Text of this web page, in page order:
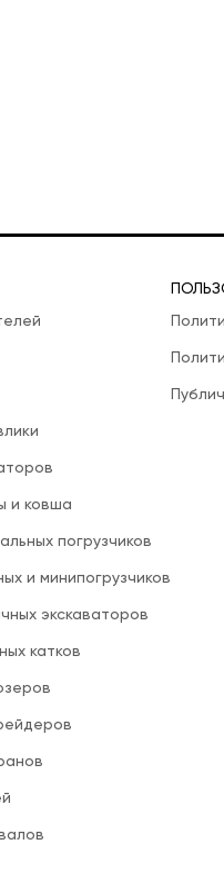
и ковша
погрузчиков
и минипогрузчиков
экскаваторов
катков